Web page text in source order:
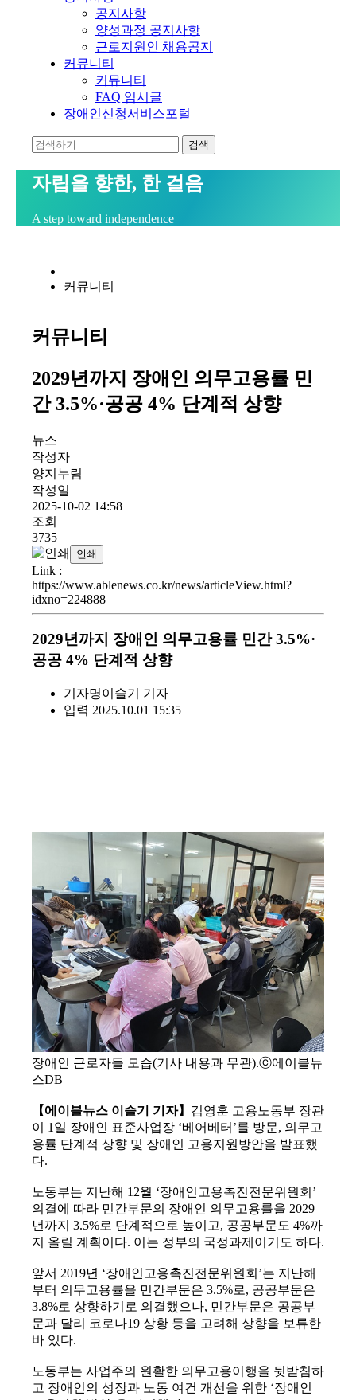
공지사항
양성과정 공지사항
근로지원인 채용공지
커뮤니티
커뮤니티
FAQ 임시글
장애인신청서비스포털
자립을 향한, 한 걸음
A step toward independence
커뮤니티
커뮤니티
2029년까지 장애인 의무고용률 민
간 3.5%·공공 4% 단계적 상향
뉴스
작성자
양지누림
작성일
2025-10-02 14:58
조회
3735
인쇄
Link :
https://www.ablenews.co.kr/news/articleView.html?
idxno=224888
2029년까지 장애인 의무고용률 민간 3.5%·
공공 4% 단계적 상향
기자명이슬기 기자
입력 2025.10.01 15:35
장애인 근로자들 모습(기사 내용과 무관).ⓒ에이블뉴
스DB
【에이블뉴스 이슬기 기자】 김영훈 고용노동부 장관
이 1일 장애인 표준사업장 ‘베어베터’를 방문, 의무고
용률 단계적 상향 및 장애인 고용지원방안을 발표했
다.
노동부는 지난해 12월 ‘장애인고용촉진전문위원회’
의결에 따라 민간부문의 장애인 의무고용률을 2029
년까지 3.5%로 단계적으로 높이고, 공공부문도 4%까
지 올릴 계획이다. 이는 정부의 국정과제이기도 하다.
앞서 2019년 ‘장애인고용촉진전문위원회’는 지난해
부터 의무고용률을 민간부문은 3.5%로, 공공부문은
3.8%로 상향하기로 의결했으나, 민간부문은 공공부
문과 달리 코로나19 상황 등을 고려해 상향을 보류한
바 있다.
노동부는 사업주의 원활한 의무고용이행을 뒷받침하
고 장애인의 성장과 노동 여건 개선을 위한 ‘장애인